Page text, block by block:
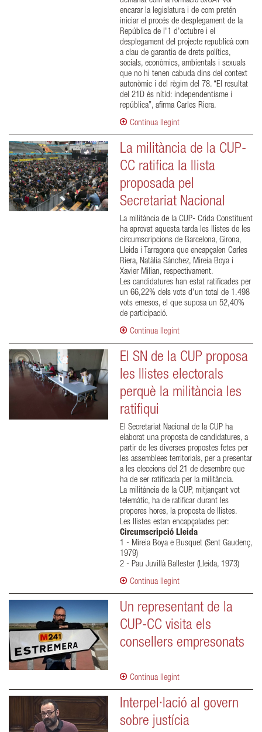
encarar la legislatura i de com pretén
iniciar el procés de desplegament de la
República de l'1 d'octubre i el
desplegament del projecte republicà com
a clau de garantia de drets polítics,
socials, econòmics, ambientals i sexuals
que no hi tenen cabuda dins del context
autonòmic i del règim del 78. “El resultat
del 21D és nítid: independentisme i
república”, afirma Carles Riera.
Continua llegint
La militància de la CUP-
CC ratifica la llista
proposada pel
Secretariat Nacional
La militància de la CUP- Crida Constituent
ha aprovat aquesta tarda les llistes de les
circumscripcions de Barcelona, Girona,
Lleida i Tarragona que encapçalen Carles
Riera, Natàlia Sánchez, Mireia Boya i
Xavier Milian, respectivament.
Les candidatures han estat ratificades per
un 66,22% dels vots d'un total de 1.498
vots emesos, el que suposa un 52,40%
de participació.
Continua llegint
El SN de la CUP proposa
les llistes electorals
perquè la militància les
ratifiqui
El Secretariat Nacional de la CUP ha
elaborat una proposta de candidatures, a
partir de les diverses propostes fetes per
les assemblees territorials, per a presentar
a les eleccions del 21 de desembre que
ha de ser ratificada per la militància.
La militància de la CUP, mitjançant vot
telemàtic, ha de ratificar durant les
properes hores, la proposta de llistes.
Les llistes estan encapçalades per:
Circumscripció Lleida
1 - Mireia Boya e Busquet (Sent Gaudenç,
1979)
2 - Pau Juvillà Ballester (Lleida, 1973)
Continua llegint
Un representant de la
CUP-CC visita els
consellers empresonats
Continua llegint
Interpel·lació al govern
sobre justícia